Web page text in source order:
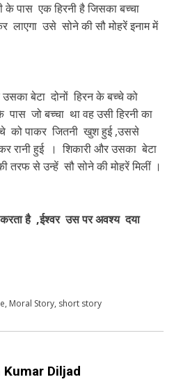
के पास एक हिरनी है जिसका बच्चा
लाएगा उसे सोने की सौ मोहरें इनाम में
बेटा दोनों हिरन के बच्चे को
जो बच्चा था वह उसी हिरनी का
को पाकर जितनी खुश हुई ,उससे
हुई । शिकारी और उसका बेटा
तरफ से उन्हें सौ सोने की मोहरें मिलीं ।
है ,ईश्वर उस पर अवश्य दया
, Moral Story, short story
Kumar Diljad